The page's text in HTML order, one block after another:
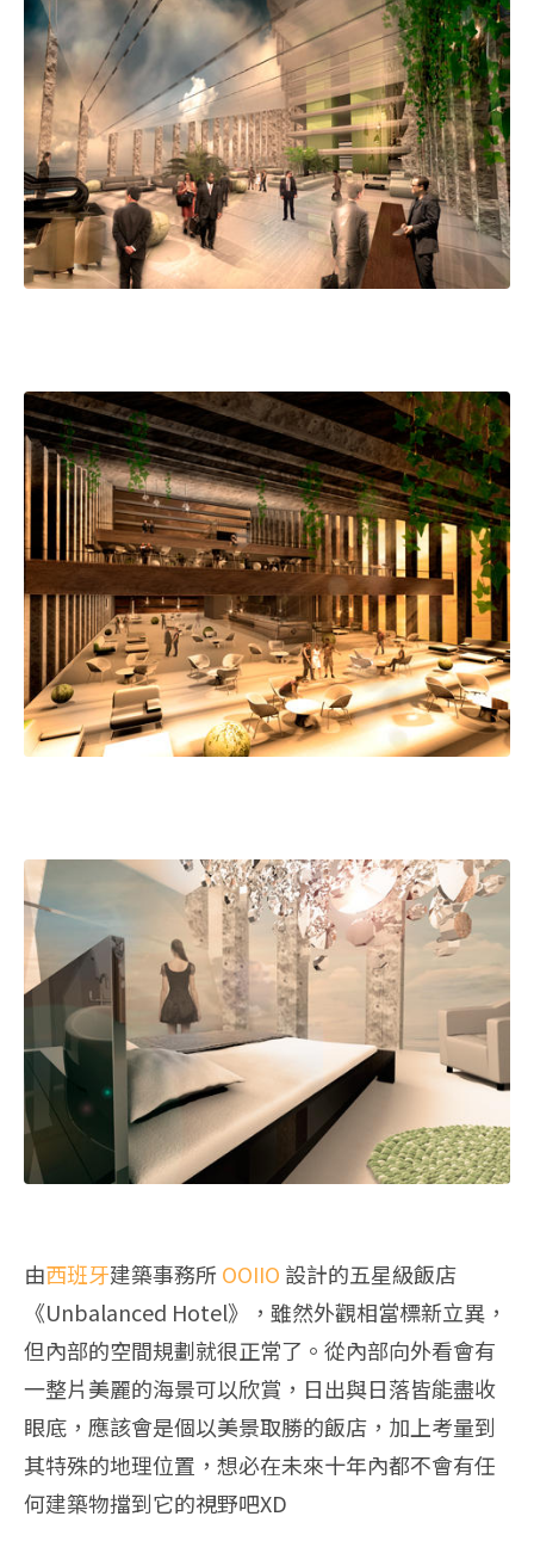
由西班牙建築事務所 OOIIO 設計的五星級飯店
《Unbalanced Hotel》，雖然外觀相當標新立異，
但內部的空間規劃就很正常了。從內部向外看會有
一整片美麗的海景可以欣賞，日出與日落皆能盡收
眼底，應該會是個以美景取勝的飯店，加上考量到
其特殊的地理位置，想必在未來十年內都不會有任
何建築物擋到它的視野吧XD